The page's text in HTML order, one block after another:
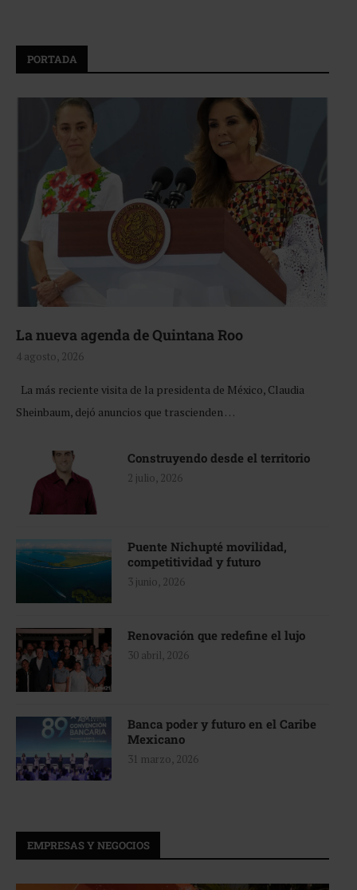
PORTADA
La nueva agenda de Quintana Roo
4 agosto, 2026
La más reciente visita de la presidenta de México, Claudia
Sheinbaum, dejó anuncios que trascienden …
Construyendo desde el territorio
2 julio, 2026
Puente Nichupté movilidad,
competitividad y futuro
3 junio, 2026
Renovación que redefine el lujo
30 abril, 2026
Banca poder y futuro en el Caribe
Mexicano
31 marzo, 2026
EMPRESAS Y NEGOCIOS